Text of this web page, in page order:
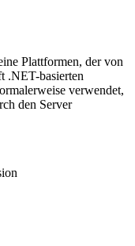
Plattformen, der von
.NET-basierten
verwendet,
den Server